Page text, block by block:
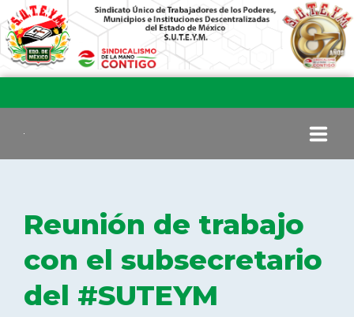
COMITÉ EJECUTIVO
COMISIÓN DE VIGILANCIA
Reunión de trabajo
con el subsecretario
del #SUTEYM